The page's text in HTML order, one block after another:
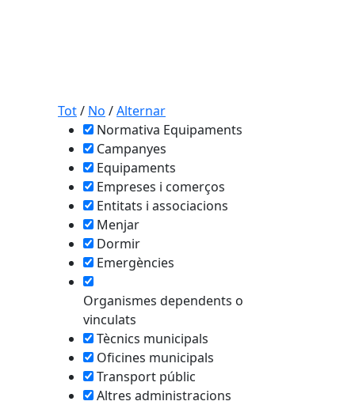
Tot/ No /Alternar
Normativa Equipaments
Campanyes
Equipaments
Empreses i comerços
Entitats i associacions
Menjar
Dormir
Emergències
Organismes dependents o
vinculats
Tècnics municipals
Oficines municipals
Transport públic
Altres administracions